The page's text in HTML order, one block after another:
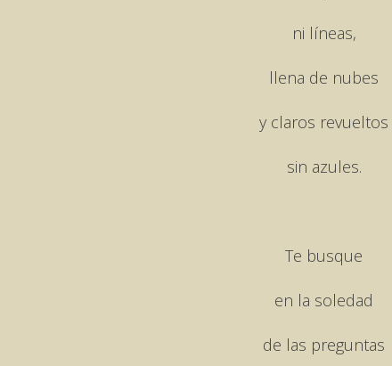
ni líneas,
llena de nubes
y claros revueltos
sin azules.
Te busque
en la soledad
de las preguntas